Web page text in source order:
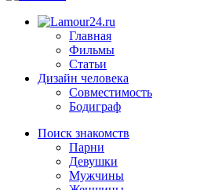
Главная
Фильмы
Статьи
Дизайн человека
Совместимость
Бодиграф
Поиск знакомств
Парни
Девушки
Мужчины